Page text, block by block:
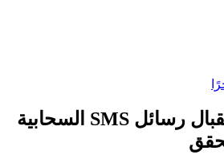
100% خدمة استقبال رسائل SMS السحابية